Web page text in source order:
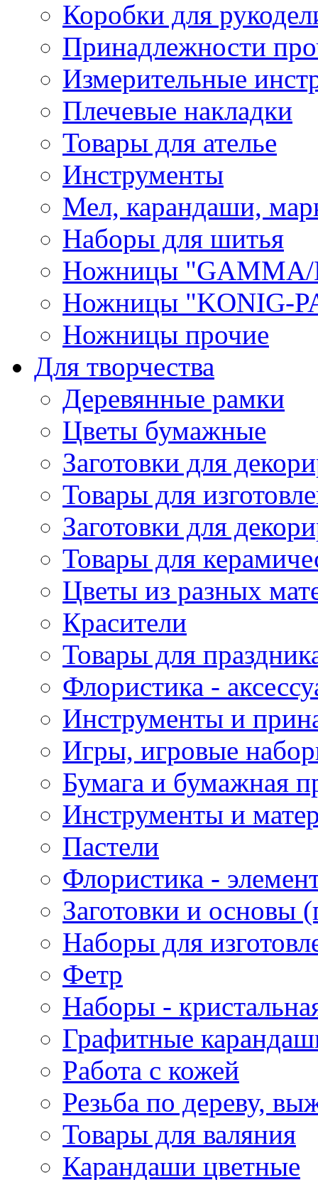
Коробки для
Принадлежности
Измерительные
Плечевые накладки
Товары для ателье
Инструменты
Мел, карандаши,
Наборы для шитья
Ножницы "GAMMA/
Ножницы "KONIG-
Ножницы прочие
Для творчества
Деревянные рамки
Цветы бумажные
Заготовки для
Товары для
Заготовки для
Товары для
Цветы из разных
Красители
Товары для
Флористика -
Инструменты и
Игры, игровые
Бумага и бумажная
Инструменты и
Пастели
Флористика -
Заготовки и основы
Наборы для
Фетр
Наборы -
Графитные
Работа с кожей
Резьба по дереву,
Товары для валяния
Карандаши цветные